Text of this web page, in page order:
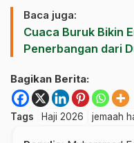
Baca juga:
Cuaca Buruk Bikin
Penerbangan dari
Bagikan Berita:
Tags Haji 2026 jemaah